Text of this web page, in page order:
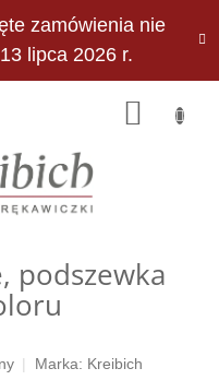
zamówienia nie
lipca 2026 r.
podszewka
Marka: Kreibich